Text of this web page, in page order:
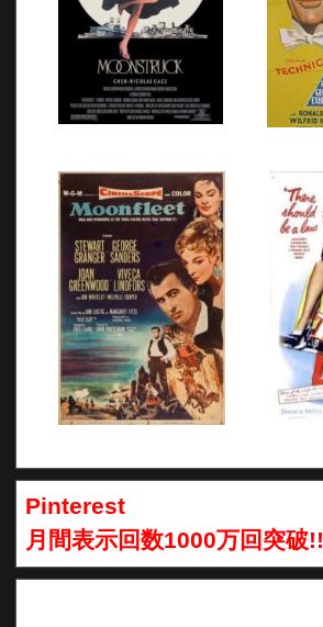
Pinterest
月間表示回数1000万回突破!!